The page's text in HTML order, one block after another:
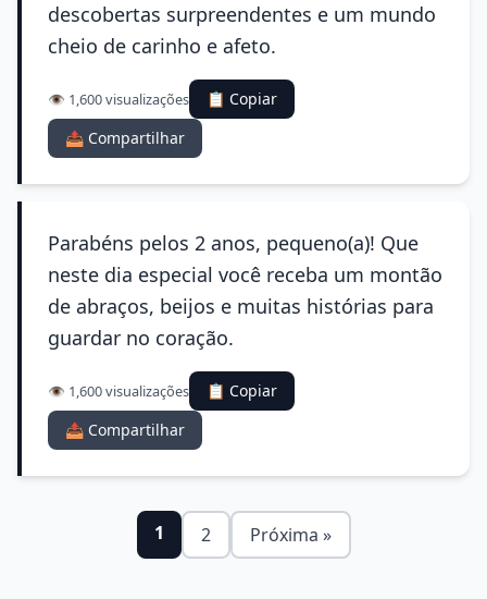
descobertas surpreendentes e um mundo
cheio de carinho e afeto.
👁️ 1,600 visualizações
📋 Copiar
📤 Compartilhar
Parabéns pelos 2 anos, pequeno(a)! Que
neste dia especial você receba um montão
de abraços, beijos e muitas histórias para
guardar no coração.
👁️ 1,600 visualizações
📋 Copiar
📤 Compartilhar
1 2 Próxima »